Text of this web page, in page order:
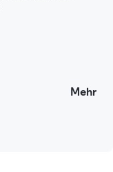
Mehr